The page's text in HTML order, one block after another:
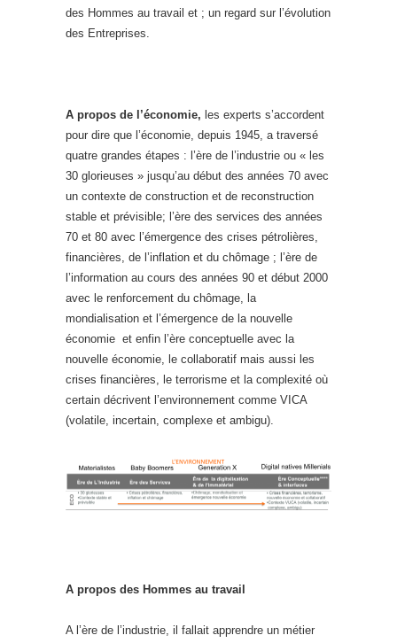
des Hommes au travail et ; un regard sur l’évolution
des Entreprises.
A propos de l’économie, les experts s’accordent
pour dire que l’économie, depuis 1945, a traversé
quatre grandes étapes : l’ère de l’industrie ou « les
30 glorieuses » jusqu’au début des années 70 avec
un contexte de construction et de reconstruction
stable et prévisible; l’ère des services des années
70 et 80 avec l’émergence des crises pétrolières,
financières, de l’inflation et du chômage ; l’ère de
l’information au cours des années 90 et début 2000
avec le renforcement du chômage, la
mondialisation et l’émergence de la nouvelle
économie et enfin l’ère conceptuelle avec la
nouvelle économie, le collaboratif mais aussi les
crises financières, le terrorisme et la complexité où
certain décrivent l’environnement comme VICA
(volatile, incertain, complexe et ambigu).
A propos des Hommes au travail
A l’ère de l’industrie, il fallait apprendre un métier